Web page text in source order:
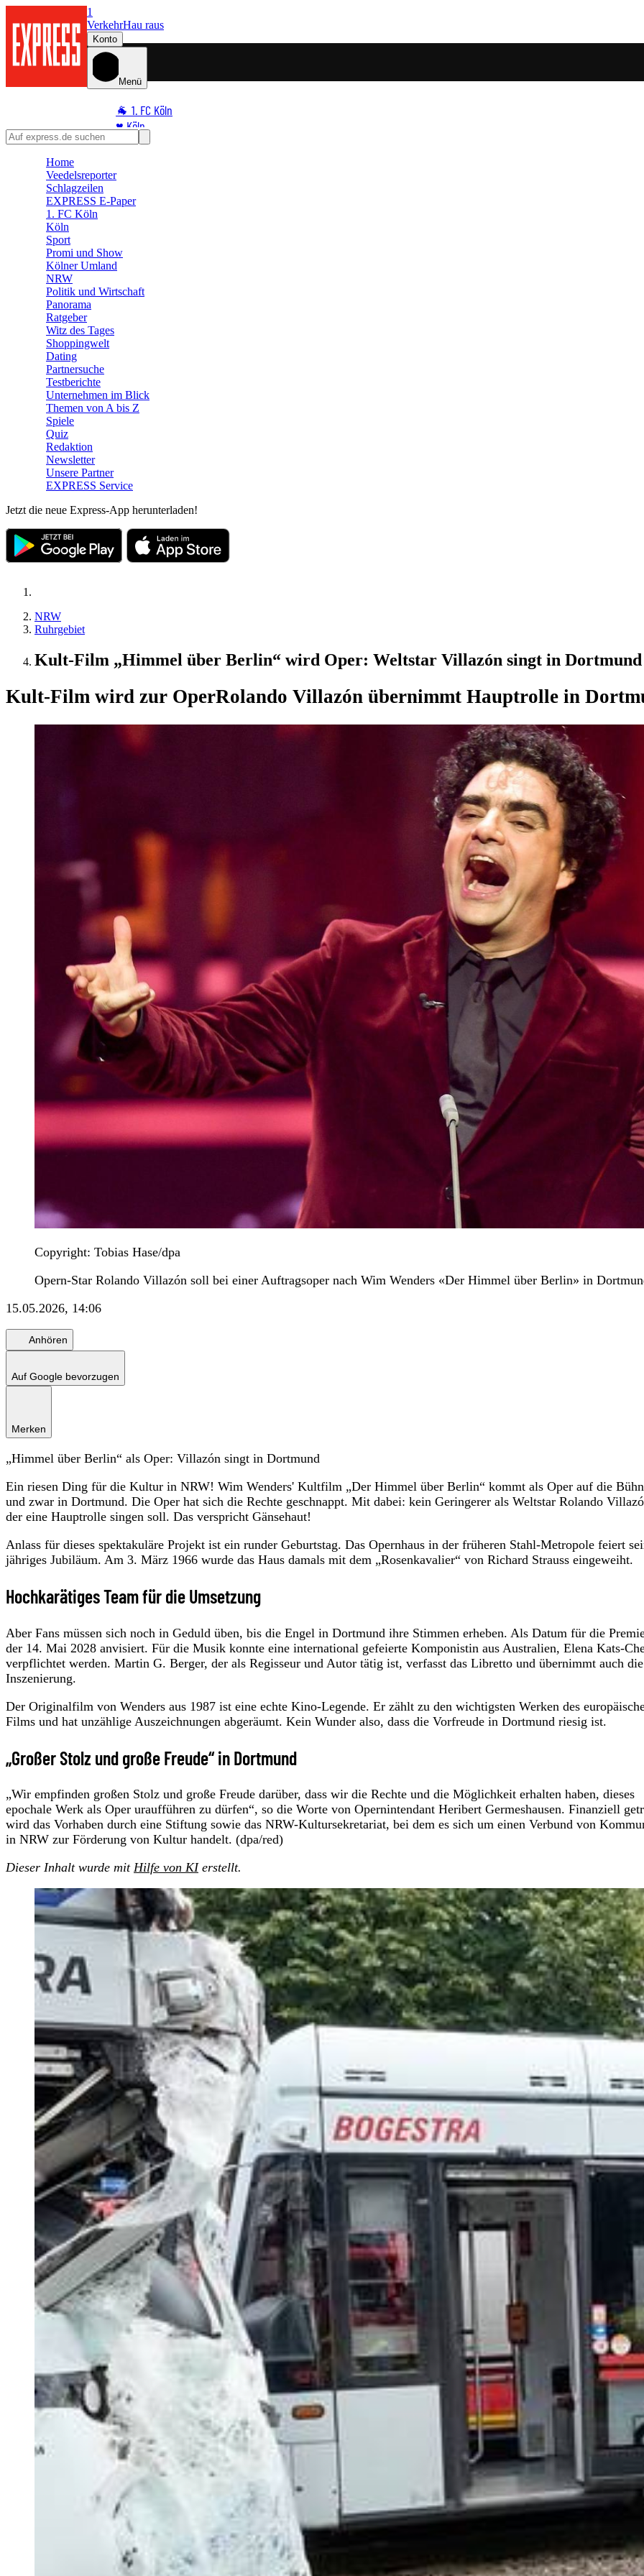
1
VerkehrHau raus
Konto
Menü
🐐 1. FC Köln
♥️ Köln
⭐ Promi
🛒 Shoppingwelt
🧩 Spiele
Home
Veedelsreporter
Schlagzeilen
EXPRESS E-Paper
1. FC Köln
Köln
Sport
Promi und Show
Kölner Umland
NRW
Politik und Wirtschaft
Panorama
Ratgeber
Witz des Tages
Shoppingwelt
Dating
Partnersuche
Testberichte
Unternehmen im Blick
Themen von A bis Z
Spiele
Quiz
Redaktion
Newsletter
Unsere Partner
EXPRESS Service
Jetzt die neue Express-App herunterladen!
NRW
Ruhrgebiet
Kult-Film „Himmel über Berlin“ wird Oper: Weltstar Villazón singt in Dortmund
Kult-Film wird zur OperRolando Villazón übernimmt Hauptrolle in
Copyright: Tobias Hase/dpa
Opern-Star Rolando Villazón soll bei einer Auftragsoper nach Wim Wenders «Der Himmel über Berlin» in
15.05.2026, 14:06
Anhören
Auf Google bevorzugen
Merken
„Himmel über Berlin“ als Oper: Villazón singt in Dortmund
Ein riesen Ding für die Kultur in NRW! Wim Wenders' Kultfilm „Der Himmel über Berlin“ kommt als Oper auf die
und zwar in Dortmund. Die Oper hat sich die Rechte geschnappt. Mit dabei: kein Geringerer als Weltstar Rolando
der eine Hauptrolle singen soll. Das verspricht Gänsehaut!
Anlass für dieses spektakuläre Projekt ist ein runder Geburtstag. Das Opernhaus in der früheren Stahl-Metropole feiert
jähriges Jubiläum. Am 3. März 1966 wurde das Haus damals mit dem „Rosenkavalier“ von Richard Strauss eingeweiht.
Hochkarätiges Team für die Umsetzung
Aber Fans müssen sich noch in Geduld üben, bis die Engel in Dortmund ihre Stimmen erheben. Als Datum für die
der 14. Mai 2028 anvisiert. Für die Musik konnte eine international gefeierte Komponistin aus Australien, Elena Kats-
verpflichtet werden. Martin G. Berger, der als Regisseur und Autor tätig ist, verfasst das Libretto und übernimmt auch die
Inszenierung.
Der Originalfilm von Wenders aus 1987 ist eine echte Kino-Legende. Er zählt zu den wichtigsten Werken des
Films und hat unzählige Auszeichnungen abgeräumt. Kein Wunder also, dass die Vorfreude in Dortmund riesig ist.
„Großer Stolz und große Freude“ in Dortmund
„Wir empfinden großen Stolz und große Freude darüber, dass wir die Rechte und die Möglichkeit erhalten haben, dieses
epochale Werk als Oper uraufführen zu dürfen“, so die Worte von Opernintendant Heribert Germeshausen. Finanziell
wird das Vorhaben durch eine Stiftung sowie das NRW-Kultursekretariat, bei dem es sich um einen Verbund von
in NRW zur Förderung von Kultur handelt. (dpa/red)
Dieser Inhalt wurde mit Hilfe von KIerstellt.